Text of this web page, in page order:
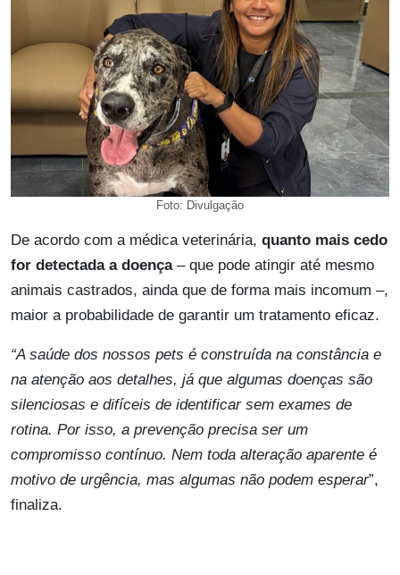
Foto: Divulgação
De acordo com a médica veterinária, quanto mais cedo
for detectada a doença– que pode atingir até mesmo
animais castrados, ainda que de forma mais incomum –,
maior a probabilidade de garantir um tratamento eficaz.
“A saúde dos nossos pets é construída na constância e
na atenção aos detalhes, já que algumas doenças são
silenciosas e difíceis de identificar sem exames de
rotina. Por isso, a prevenção precisa ser um
compromisso contínuo. Nem toda alteração aparente é
motivo de urgência, mas algumas não podem esperar”,
finaliza.